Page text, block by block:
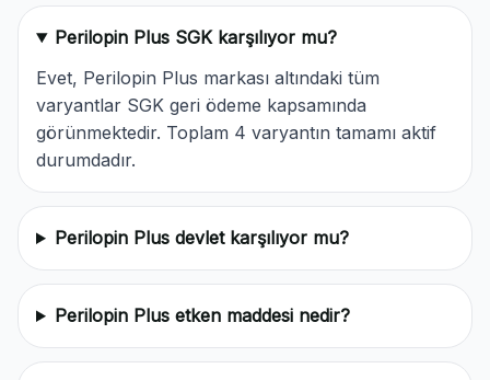
Perilopin Plus SGK karşılıyor mu?
Evet, Perilopin Plus markası altındaki tüm
varyantlar SGK geri ödeme kapsamında
görünmektedir. Toplam 4 varyantın tamamı aktif
durumdadır.
Perilopin Plus devlet karşılıyor mu?
Perilopin Plus etken maddesi nedir?